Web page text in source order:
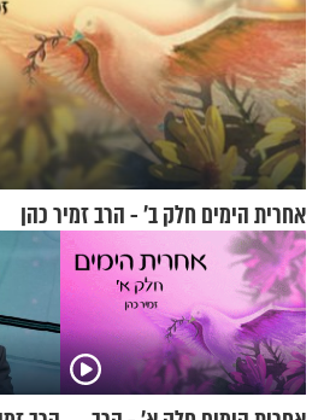
אחרית הימים חלק ב’ - הרב זמיר כהן